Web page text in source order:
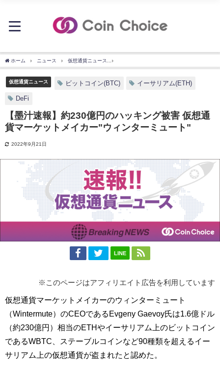
ホーム ニュース 仮想通貨ニュース
仮想通貨ニュース ビットコイン(BTC) イーサリアム(ETH)
DeFi
【墨汁速報】約230億円のハッキング被害 仮想通
貨マーケットメイカー"ウィンターミュート"
2022年9月21日
LINE
※このページはアフィリエイト広告を利用しています
仮想通貨マーケットメイカーのウィンターミュート
（Wintermute）のCEOであるEvgeny Gaevoy氏は1.6億ドル
（約230億円）相当のETHやイーサリアム上のビットコイン
であるWBTC、ステーブルコインなど90種類を超えるイー
サリアム上の仮想通貨が盗まれたと認めた。